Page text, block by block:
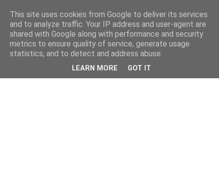
This site uses cookies from Google to deliver its services
and to analyze traffic. Your IP address and user-agent are
shared with Google along with performance and security
metrics to ensure quality of service, generate usage
statistics, and to detect and address abuse.
LEARN MORE GOT IT